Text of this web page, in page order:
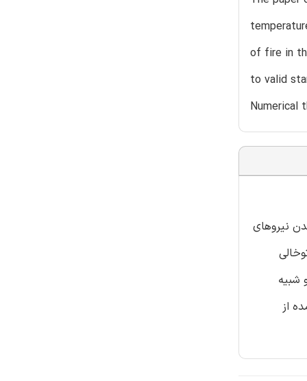
of fire in
to valid
Numerical
نیروهای
شبیه
از